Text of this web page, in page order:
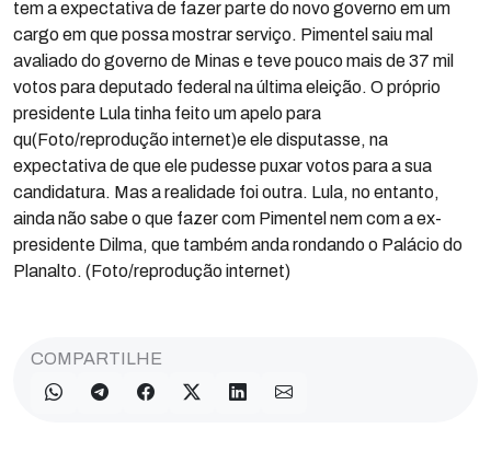
tem a expectativa de fazer parte do novo governo em um
cargo em que possa mostrar serviço. Pimentel saiu mal
avaliado do governo de Minas e teve pouco mais de 37 mil
votos para deputado federal na última eleição. O próprio
presidente Lula tinha feito um apelo para
qu(Foto/reprodução internet)e ele disputasse, na
expectativa de que ele pudesse puxar votos para a sua
candidatura. Mas a realidade foi outra. Lula, no entanto,
ainda não sabe o que fazer com Pimentel nem com a ex-
presidente Dilma, que também anda rondando o Palácio do
Planalto. (Foto/reprodução internet)
COMPARTILHE